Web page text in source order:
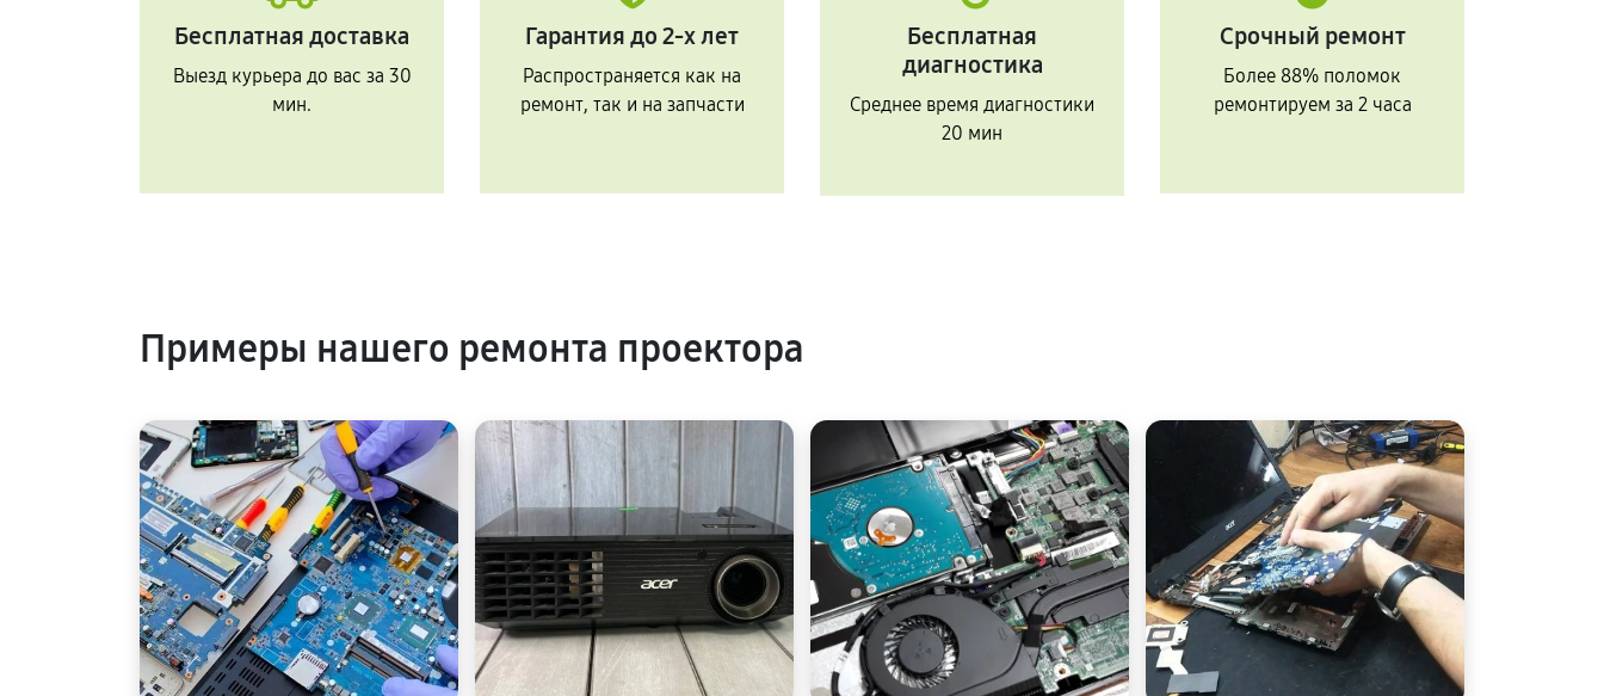
Бесплатная доставка
Выезд курьера до вас за 30
мин.
Гарантия до 2-х лет
Распространяется как на
ремонт, так и на запчасти
Бесплатная
диагностика
Среднее время диагностики
20 мин
Срочный ремонт
Более 88% поломок
ремонтируем за 2 часа
Примеры нашего ремонта проектора